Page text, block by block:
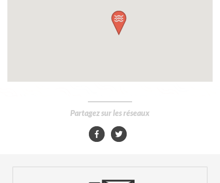
Partagez sur les réseaux